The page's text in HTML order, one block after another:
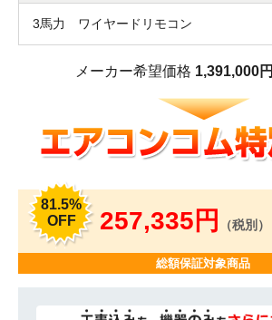
3馬力 ワイヤードリモコン
メーカー希望価格 1,391,000円
81.5%
OFF
257,335円 （税別）
総額保証対象商品